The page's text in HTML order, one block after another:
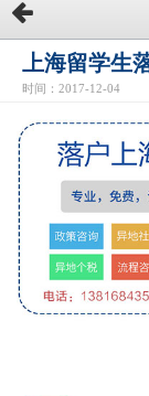
上海留学生
时间：2017-12-04